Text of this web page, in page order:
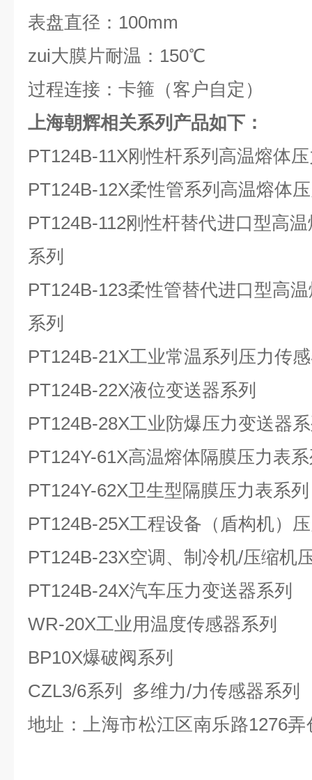
表盘直径：100mm
zui大膜片耐温：150℃
过程连接：卡箍（客户自定）
上海朝辉相关系列产品如下：
PT124B-11X刚性杆系列高温熔体
PT124B-12X柔性管系列高温熔体
PT124B-112刚性杆替代进口型高
系列
PT124B-123柔性管替代进口型高
系列
PT124B-21X工业常温系列压力传
PT124B-22X液位变送器系列
PT124B-28X工业防爆压力变送器
PT124Y-61X高温熔体隔膜压力表
PT124Y-62X卫生型隔膜压力表系列
PT124B-25X工程设备（盾构机）
PT124B-23X空调、制冷机/压缩机
PT124B-24X汽车压力变送器系列
WR-20X工业用温度传感器系列
BP10X爆破阀系列
CZL3/6系列 多维力/力传感器系
地址：上海市松江区南乐路